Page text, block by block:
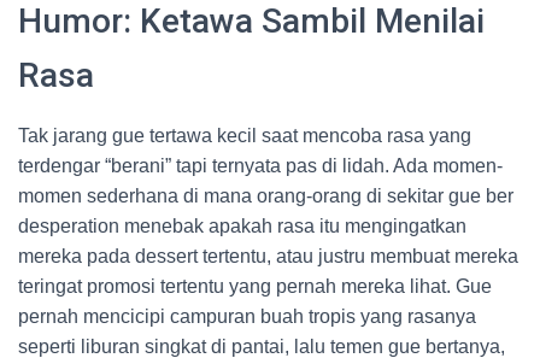
Humor: Ketawa Sambil Menilai
Rasa
Tak jarang gue tertawa kecil saat mencoba rasa yang
terdengar “berani” tapi ternyata pas di lidah. Ada momen-
momen sederhana di mana orang-orang di sekitar gue ber
desperation menebak apakah rasa itu mengingatkan
mereka pada dessert tertentu, atau justru membuat mereka
teringat promosi tertentu yang pernah mereka lihat. Gue
pernah mencicipi campuran buah tropis yang rasanya
seperti liburan singkat di pantai, lalu temen gue bertanya,